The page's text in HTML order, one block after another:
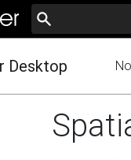
Desktop